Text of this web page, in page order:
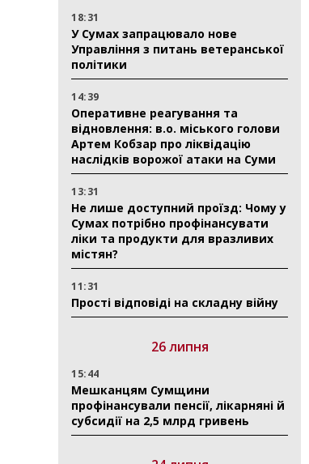
18:31
У Сумах запрацювало нове
Управління з питань ветеранської
політики
14:39
Оперативне реагування та
відновлення: в.о. міського голови
Артем Кобзар про ліквідацію
наслідків ворожої атаки на Суми
13:31
Не лише доступний проїзд: Чому у
Сумах потрібно профінансувати
ліки та продукти для вразливих
містян?
11:31
Прості відповіді на складну війну
26 липня
15:44
Мешканцям Сумщини
профінансували пенсії, лікарняні й
субсидії на 2,5 млрд гривень